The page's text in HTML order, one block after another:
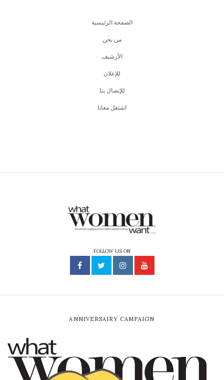
الصفحة الرئيسية
من نحن
اﻷرشيف
للإعلان
للإتصال بنا
اشتغل معانا
FOLLOW US ON
ANNIVERSAIRY CAMPAIGN